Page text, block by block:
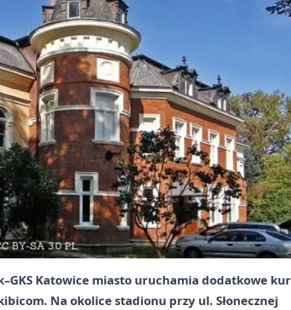
Katowice miasto uruchamia dodatkowe
Na okolice stadionu przy ul. Słonecznej